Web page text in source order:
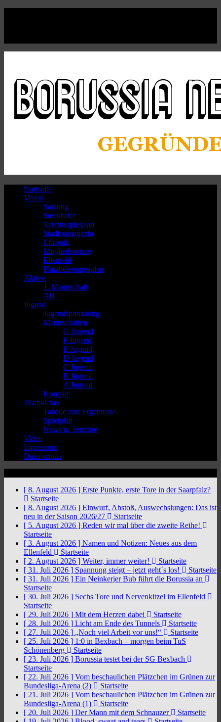
Startseite
Verein
Satzung
Steckbrief
Vereinsspielplan
Stadionmagazin
Chronik
Mitgliedsantrag
Ellenfeld
Platzbelegungsplan
Aktive
1. Mannschaft
AH
Jugend
Jugendsponsoring
Mannschaften
G Jugend
F Jugend
E Jugend
D Jugend
C Jugend
B Jugend
A Jugend
Kontakt
Tischkicker
Tabelle und Ergebnisse
Spielplan
News u. Termine
Video
Impressum
Datenschutz
[ 8. August 2026 ] Erste Punkte, erste Tore in der Saarpfalz?
Startseite
[ 8. August 2026 ] Einwurf, Abstoß, Auswechslungen: Das ist
neu in der Saison 2026/27
Startseite
[ 5. August 2026 ] Reden wir mal über die zweite Reihe!
Startseite
[ 3. August 2026 ] Namen und Notizen: Neues aus dem
Ellenfeld
Startseite
[ 2. August 2026 ] Weiter, immer weiter!
Startseite
[ 31. Juli 2026 ] Spannung steigt – jetzt geht´s los!
Startseite
[ 31. Juli 2026 ] Ein Neinkerjer Bub führt die Borussia an
Startseite
[ 30. Juli 2026 ] Sechs Tore und Nervenkitzel im Ellenfeld
Startseite
[ 29. Juli 2026 ] Mit dem Herzen dabei
Startseite
[ 28. Juli 2026 ] Licht am Ende des Tunnels
Startseite
[ 27. Juli 2026 ] „Noch viel Arbeit vor uns!“
Startseite
[ 25. Juli 2026 ] 1:0 in Bexbach – morgen beim TuS
Schönenberg
Startseite
[ 23. Juli 2026 ] Borussia testet bei der SG Bexbach
Startseite
[ 22. Juli 2026 ] Vom beschaulichen Plätzchen im Grünen zur
Bundesliga-Arena (2)
Startseite
[ 21. Juli 2026 ] Vom beschaulichen Plätzchen im Grünen zur
Bundesliga-Arena (1)
Startseite
[ 20. Juli 2026 ] Der Mann mit dem Schnauzer
Startseite